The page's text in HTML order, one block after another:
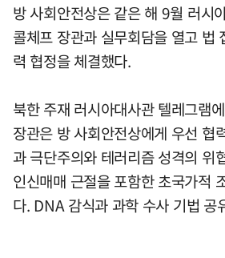
방 사회안전상은 같은 해 9월 러시
콜체프 장관과 실무회담을 열고 법
력 협정을 체결했다.
북한 주재 러시아대사관 텔레그램
장관은 방 사회안전상에게 우선 협
과 극단주의와 테러리즘 성격의 위
인신매매 근절을 포함한 초국가적
다. DNA 감식과 과학 수사 기법 공